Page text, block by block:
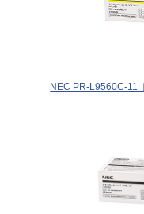
NEC PR-L9560C-11